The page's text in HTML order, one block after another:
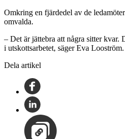
Omkring en fjärdedel av de
omvalda.
– Det är jättebra att några sitter
i utskottsarbetet, säger Eva Looström.
Dela artikel